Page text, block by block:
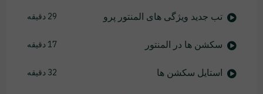
تب جدید ویژگی های المنتور پرو 29 دقیقه
سکشن ها در المنتور 17 دقیقه
استایل سکشن ها 32 دقیقه